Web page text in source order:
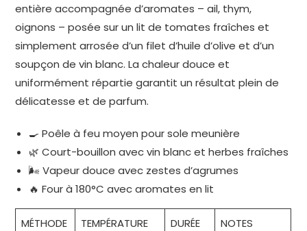
entière accompagnée d’aromates – ail, thym,
oignons – posée sur un lit de tomates fraîches et
simplement arrosée d’un filet d’huile d’olive et d’un
soupçon de vin blanc. La chaleur douce et
uniformément répartie garantit un résultat plein de
délicatesse et de parfum.
🍳 Poêle à feu moyen pour sole meunière
🌿 Court-bouillon avec vin blanc et herbes fraîches
🌬️ Vapeur douce avec zestes d’agrumes
🔥 Four à 180°C avec aromates en lit
MÉTHODE TEMPÉRATURE DURÉE NOTES